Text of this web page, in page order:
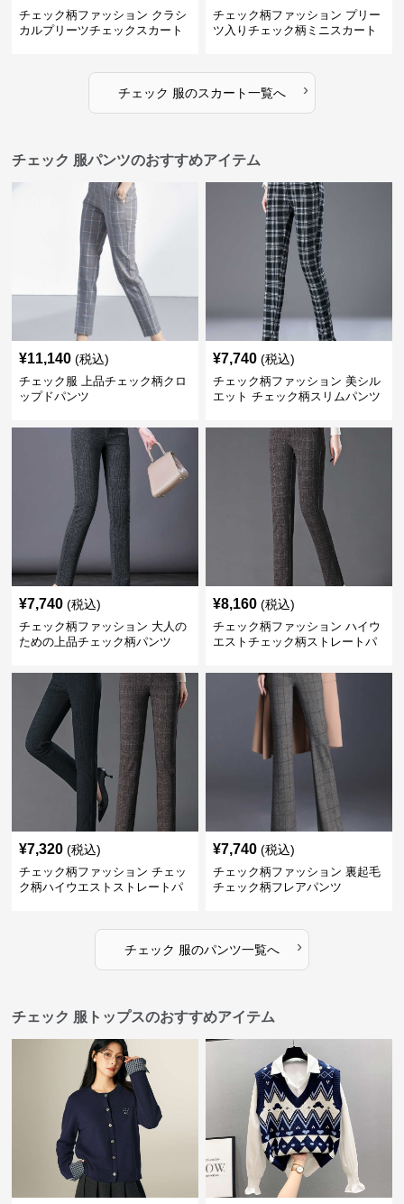
チェック柄ファッション クラシ
カルプリーツチェックスカート
チェック柄ファッション プリー
ツ入りチェック柄ミニスカート
チェック 服のスカート一覧へ ›
チェック 服パンツのおすすめアイテム
¥11,140 (税込)
チェック服 上品チェック柄クロ
ップドパンツ
¥7,740 (税込)
チェック柄ファッション 美シル
エット チェック柄スリムパンツ
¥7,740 (税込)
チェック柄ファッション 大人の
ための上品チェック柄パンツ
¥8,160 (税込)
チェック柄ファッション ハイウ
エストチェック柄ストレートパ
¥7,320 (税込)
チェック柄ファッション チェッ
ク柄ハイウエストストレートパ
¥7,740 (税込)
チェック柄ファッション 裏起毛
チェック柄フレアパンツ
チェック 服のパンツ一覧へ ›
チェック 服トップスのおすすめアイテム